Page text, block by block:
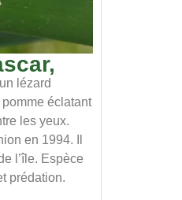
lézard
éclatant
les yeux.
en 1994. Il
l’île. Espèce
prédation.